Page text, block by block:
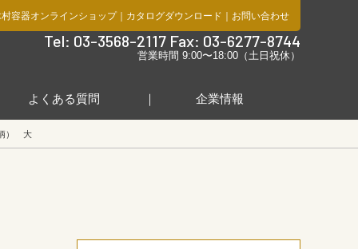
容器オンラインショップ｜ カタログダウンロード ｜ お問い合わせ
Tel: 03-3568-2117 Fax: 03-6277-8744
営業時間 9:00〜18:00（土日祝休）
よくある質問 企業情報
） 大